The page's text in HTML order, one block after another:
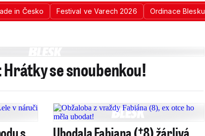
in Česko Festival ve Varech 2026 Ordinace Blesku
se snoubenkou!
s
Ubodala Fabiana (†8) žárlivá